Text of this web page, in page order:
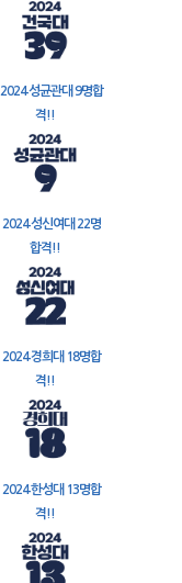
2024 성균관대 9명합
격!!
2024 성신여대 22명
합격!!
2024 경희대 18명합
격!!
2024 한성대 13명합
격!!